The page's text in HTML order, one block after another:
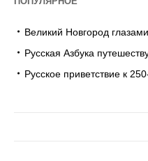
Великий Новгород
Русская Азбука
Русское приветствие к